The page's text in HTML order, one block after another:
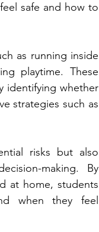
safe and how to
as running inside
playtime. These
identifying whether
strategies such as
risks but also
making. By
at home, students
when they feel